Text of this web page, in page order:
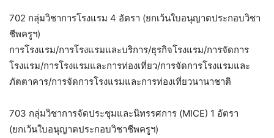
702 กลุ่มวิชาการโรงแรม 4 อัตรา (ยกเว้นใบอนุญาตประกอบวิชา
ชีพครูฯ)
การโรงแรม/การโรงแรมและบริการ/ธุรกิจโรงแรม/การจัดการ
โรงแรม/การโรงแรมและการท่องเที่ยว/การจัดการโรงแรมและ
ภัตตาคาร/การจัดการโรงแรมและการท่องเที่ยวนานาชาติ
703 กลุ่มวิชาการจัดประชุมและนิทรรศการ (MICE) 1 อัตรา
(ยกเว้นใบอนุญาตประกอบวิชาชีพครูฯ)